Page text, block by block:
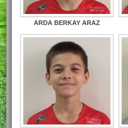
ARDA BERKAY ARAZ